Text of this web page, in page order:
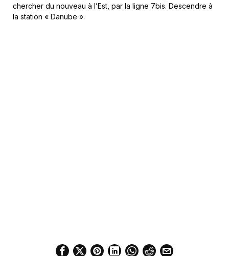
chercher du nouveau à l’Est, par la ligne 7bis. Descendre à
la station « Danube ».